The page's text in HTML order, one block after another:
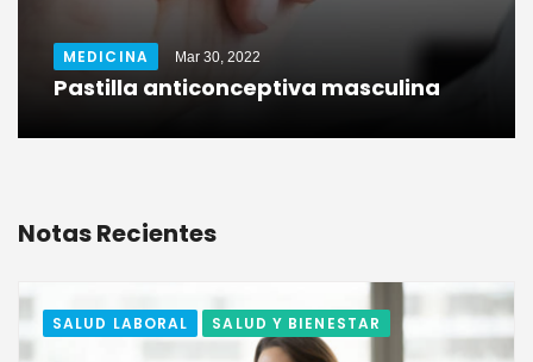
MEDICINA Mar 30, 2022
Pastilla anticonceptiva masculina
Notas Recientes
SALUD LABORAL SALUD Y BIENESTAR